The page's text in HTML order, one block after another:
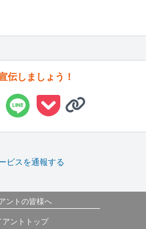
伝しましょう！
ビスを通報する
ントの皆様へ
アントトップ